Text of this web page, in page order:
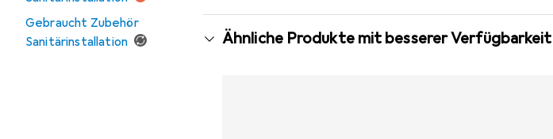
Gebraucht Zubehör
Sanitärinstallation
Ähnliche Produkte mit besserer Verfügbarkeit